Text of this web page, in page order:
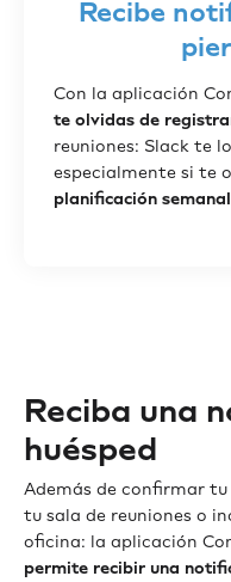
Recibe
Con la aplicación
te olvidas de
reuniones: Slack te
especialmente si te
planificación semanal
Reciba una
huésped
Además de confirmar
tu sala de reuniones o
oficina: la aplicación
permite recibir una